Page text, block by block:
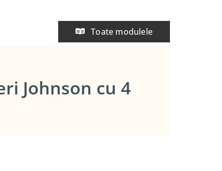
Toate modulele
Johnson cu 4